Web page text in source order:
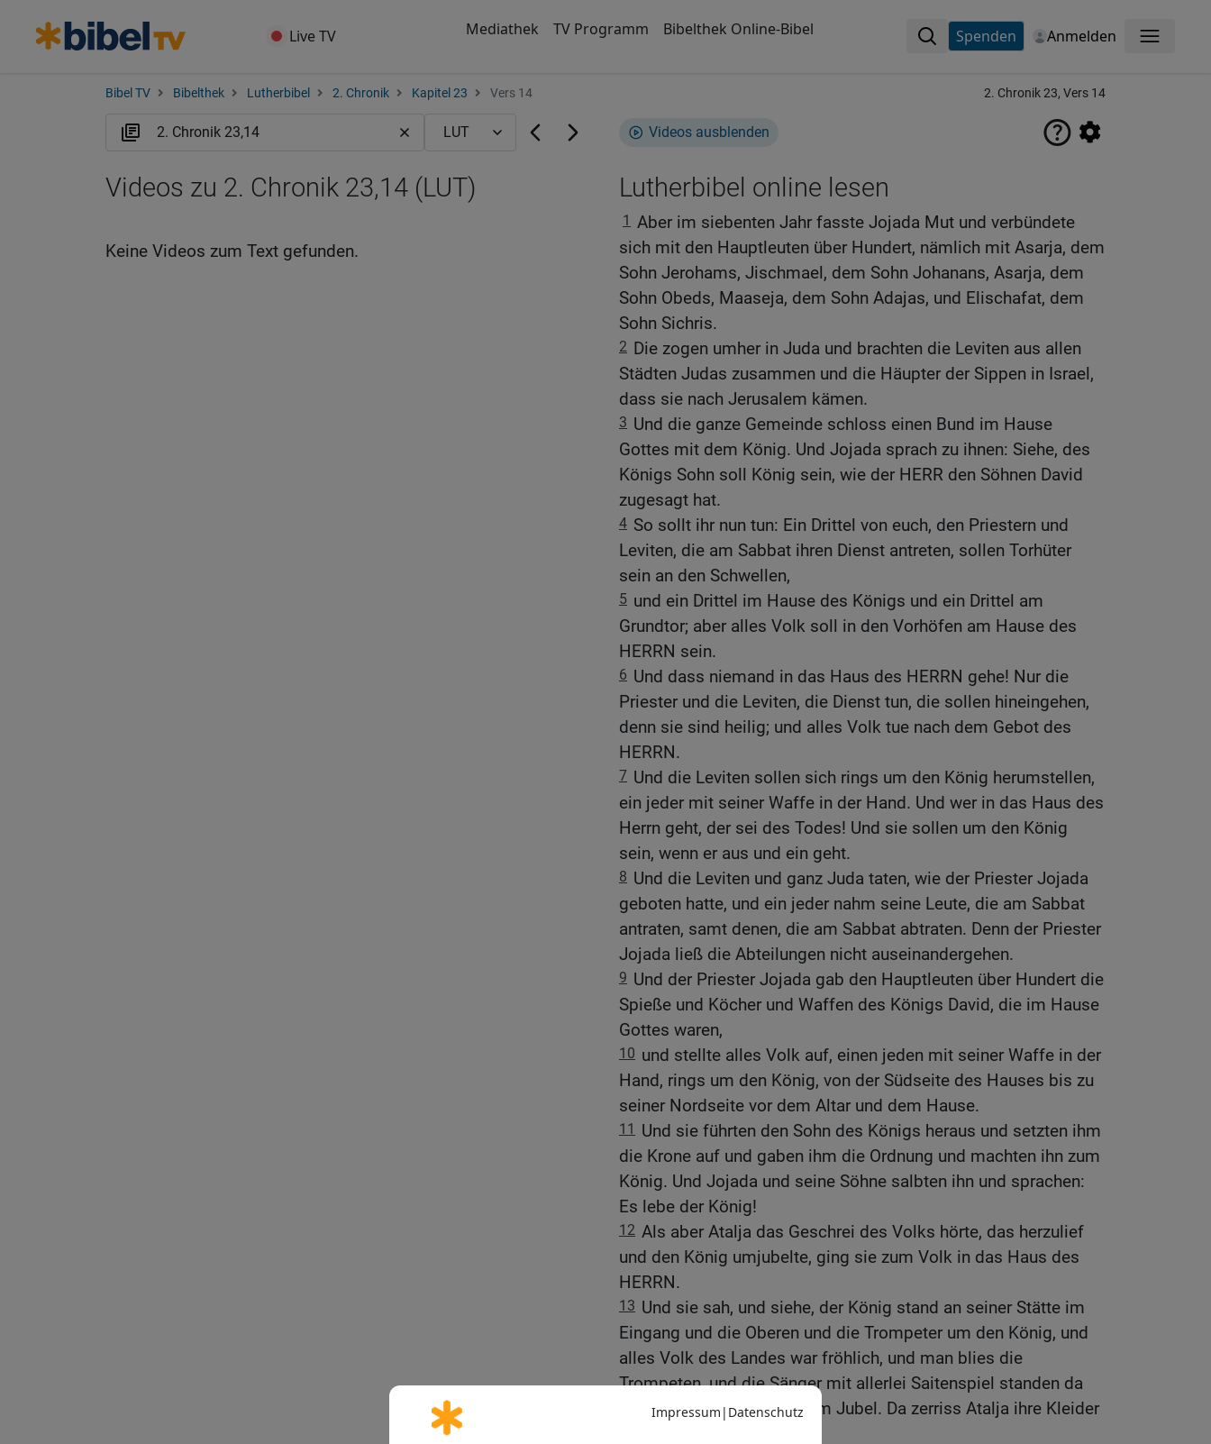
Live TV Mediathek TV Programm Bibelthek Online-Bibel Spenden Anmelden Menü
Bibel TV Bibelthek Lutherbibel 2. Chronik Kapitel 23 Vers 14 2. Chronik 23, Vers 14
Videos ausblenden
Lutherbibel online lesen
1 Aber im siebenten Jahr fasste Jojada Mut und verbündete
sich mit den Hauptleuten über Hundert, nämlich mit Asarja, dem
Sohn Jerohams, Jischmael, dem Sohn Johanans, Asarja, dem
Sohn Obeds, Maaseja, dem Sohn Adajas, und Elischafat, dem
Sohn Sichris.
2 Die zogen umher in Juda und brachten die Leviten aus allen
Städten Judas zusammen und die Häupter der Sippen in Israel,
dass sie nach Jerusalem kämen.
3 Und die ganze Gemeinde schloss einen Bund im Hause
Gottes mit dem König. Und Jojada sprach zu ihnen: Siehe, des
Königs Sohn soll König sein, wie der HERR den Söhnen David
zugesagt hat.
4 So sollt ihr nun tun: Ein Drittel von euch, den Priestern und
Leviten, die am Sabbat ihren Dienst antreten, sollen Torhüter
sein an den Schwellen,
5 und ein Drittel im Hause des Königs und ein Drittel am
Grundtor; aber alles Volk soll in den Vorhöfen am Hause des
HERRN sein.
6 Und dass niemand in das Haus des HERRN gehe! Nur die
Priester und die Leviten, die Dienst tun, die sollen hineingehen,
denn sie sind heilig; und alles Volk tue nach dem Gebot des
HERRN.
7 Und die Leviten sollen sich rings um den König herumstellen,
ein jeder mit seiner Waffe in der Hand. Und wer in das Haus des
Herrn geht, der sei des Todes! Und sie sollen um den König
sein, wenn er aus und ein geht.
8 Und die Leviten und ganz Juda taten, wie der Priester Jojada
geboten hatte, und ein jeder nahm seine Leute, die am Sabbat
antraten, samt denen, die am Sabbat abtraten. Denn der Priester
Jojada ließ die Abteilungen nicht auseinandergehen.
9 Und der Priester Jojada gab den Hauptleuten über Hundert die
Spieße und Köcher und Waffen des Königs David, die im Hause
Gottes waren,
10 und stellte alles Volk auf, einen jeden mit seiner Waffe in der
Hand, rings um den König, von der Südseite des Hauses bis zu
seiner Nordseite vor dem Altar und dem Hause.
11 Und sie führten den Sohn des Königs heraus und setzten ihm
die Krone auf und gaben ihm die Ordnung und machten ihn zum
König. Und Jojada und seine Söhne salbten ihn und sprachen:
Es lebe der König!
12 Als aber Atalja das Geschrei des Volks hörte, das herzulief
und den König umjubelte, ging sie zum Volk in das Haus des
HERRN.
13 Und sie sah, und siehe, der König stand an seiner Stätte im
Eingang und die Oberen und die Trompeter um den König, und
alles Volk des Landes war fröhlich, und man blies die
Trompeten, und die Sänger mit allerlei Saitenspiel standen da
und gaben das Zeichen zum Jubel. Da zerriss Atalja ihre Kleider
Videos zu 2. Chronik 23,14 (LUT)
Keine Videos zum Text gefunden.